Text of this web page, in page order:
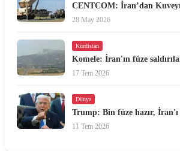
CENTCOM: İran’dan
28 May 2026
Kürdistan
Komele: İran'ın füze
17 Tem 2026
Dünya
Trump: Bin füze hazır,
11 Tem 2026